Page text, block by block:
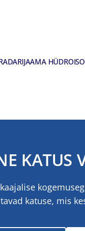
KATUS
katuse, mis